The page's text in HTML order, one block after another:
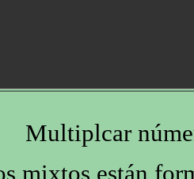
Multiplcar
mixtos están